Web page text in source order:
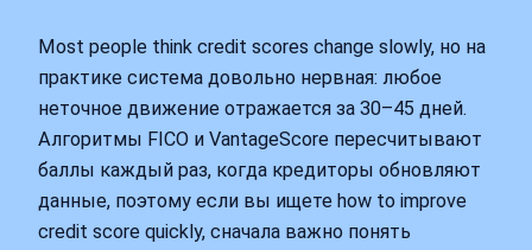
Most people think credit scores change slowly, но на
практике система довольно нервная: любое
неточное движение отражается за 30–45 дней.
Алгоритмы FICO и VantageScore пересчитывают
баллы каждый раз, когда кредиторы обновляют
данные, поэтому если вы ищете how to improve
credit score quickly, сначала важно понять